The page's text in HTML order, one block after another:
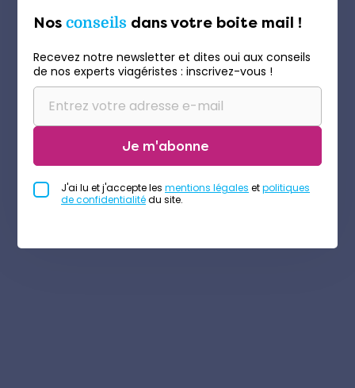
Nos conseils dans votre boite mail !
Recevez notre newsletter et dites oui aux conseils
de nos experts viagéristes : inscrivez-vous !
Je m'abonne
J'ai lu et j'accepte les mentions légales etpolitiques
de confidentialitédu site.